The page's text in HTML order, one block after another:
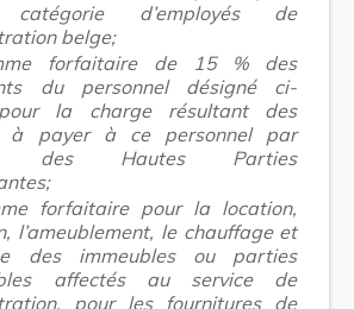
catégorie d’employés de
belge;
forfaitaire de 15 % des
du personnel désigné ci-
la charge résultant des
à payer à ce personnel par
des Hautes Parties
forfaitaire pour la location,
l’ameublement, le chauffage et
des immeubles ou parties
affectés au service de
pour les fournitures de